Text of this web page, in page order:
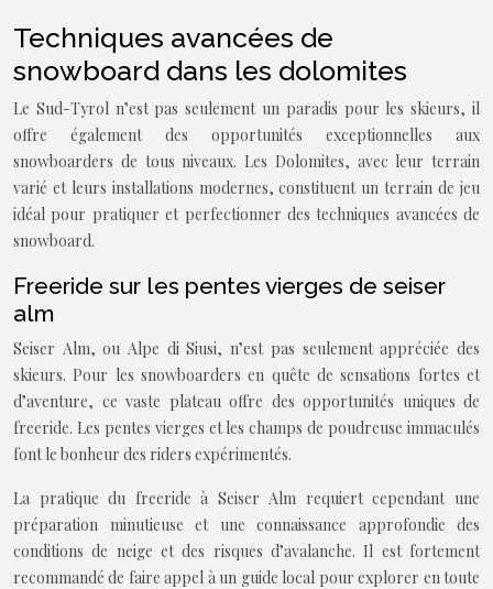
Techniques avancées de
snowboard dans les dolomites
Le Sud-Tyrol n’est pas seulement un paradis pour les skieurs, il
offre également des opportunités exceptionnelles aux
snowboarders de tous niveaux. Les Dolomites, avec leur terrain
varié et leurs installations modernes, constituent un terrain de jeu
idéal pour pratiquer et perfectionner des techniques avancées de
snowboard.
Freeride sur les pentes vierges de seiser
alm
Seiser Alm, ou Alpe di Siusi, n’est pas seulement appréciée des
skieurs. Pour les snowboarders en quête de sensations fortes et
d’aventure, ce vaste plateau offre des opportunités uniques de
freeride. Les pentes vierges et les champs de poudreuse immaculés
font le bonheur des riders expérimentés.
La pratique du freeride à Seiser Alm requiert cependant une
préparation minutieuse et une connaissance approfondie des
conditions de neige et des risques d’avalanche. Il est fortement
recommandé de faire appel à un guide local pour explorer en toute